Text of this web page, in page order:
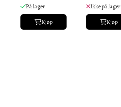
Mankam
På lager
Kjøp
Ikke på lager
Kjøp